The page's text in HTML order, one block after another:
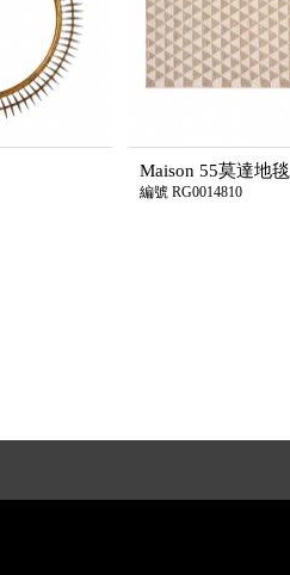
Maison 55莫達地毯
編號 RG0014810